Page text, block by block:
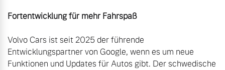
Volvo Cars ist seit 2025 der führende
Entwicklungspartner von Google, wenn es um neue
Funktionen und Updates für Autos gibt. Der schwedische